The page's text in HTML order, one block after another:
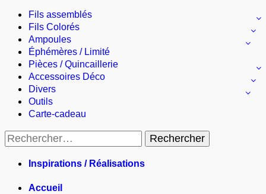
Fils assemblés
Fils Colorés
Ampoules
Éphémères / Limité
Pièces / Quincaillerie
Accessoires Déco
Divers
Outils
Carte-cadeau
Rechercher :
Inspirations / Réalisations
Accueil